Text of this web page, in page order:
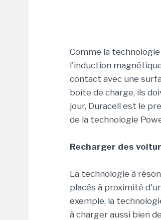
Comme la
l'induction
contact avec une
boîte de charge, ils
jour, Duracell est le
de la technologie
Recharger des
La technologie à
placés à proximité
exemple, la
à charger aussi bien